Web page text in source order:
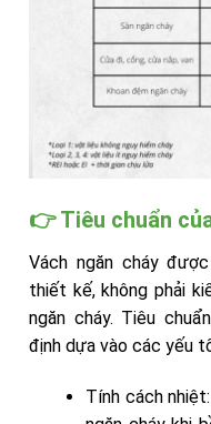
👉 Tiêu chuẩn
Vách ngăn cháy
thiết kế, không phải
ngăn cháy. Tiêu
định dựa vào các yếu
Tính cách